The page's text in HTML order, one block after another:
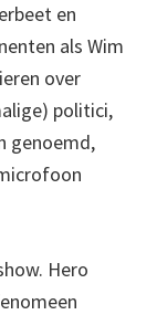
en
als Wim
over
politici,
genoemd,
Hero